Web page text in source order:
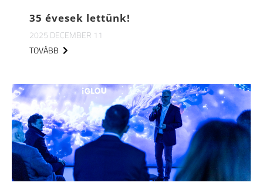
35 évesek lettünk!
2025 DECEMBER 11
TOVÁBB